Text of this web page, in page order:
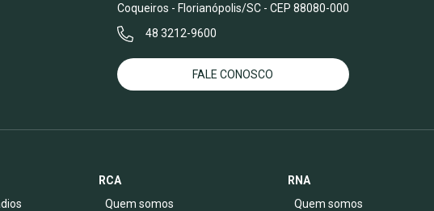
Coqueiros - Florianópolis/SC - CEP 88080-000
48 3212-9600
FALE CONOSCO
RCA
Quem somos
RNA
Quem somos